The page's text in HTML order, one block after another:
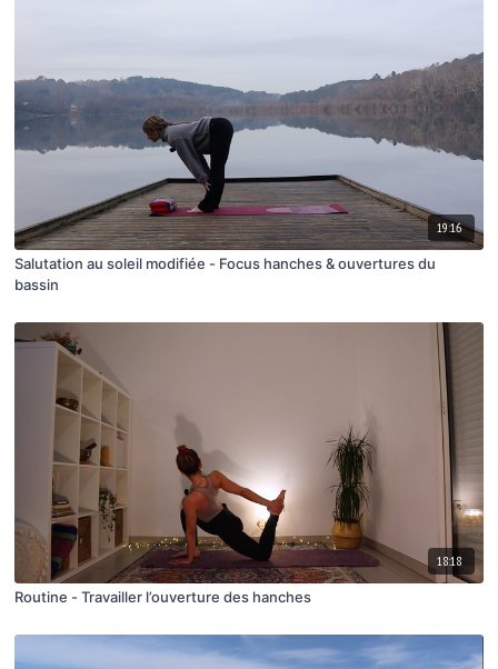
19:16
Salutation au soleil modifiée - Focus hanches & ouvertures du
bassin
18:18
Routine - Travailler l’ouverture des hanches